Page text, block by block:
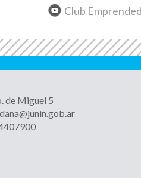
Gobierno de Junín
el ciclo
que
Club
de Miguel 5